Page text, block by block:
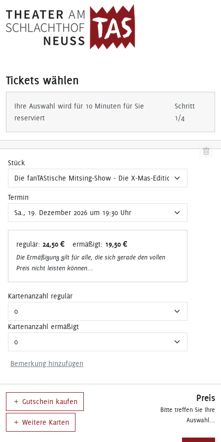
Tickets wählen
Ihre Auswahl wird für 10 Minuten für Sie
reserviert
Schritt
1/4
Stück
Termin
regulär: 24,50 € ermäßigt: 19,50 €
Die Ermäßigung gilt für alle, die sich gerade den vollen
Preis nicht leisten können...
Kartenanzahl regulär
Kartenanzahl ermäßigt
Bemerkung hinzufügen
Gutschein kaufen
Weitere Karten
Preis
Bitte treffen Sie Ihre
Auswahl...